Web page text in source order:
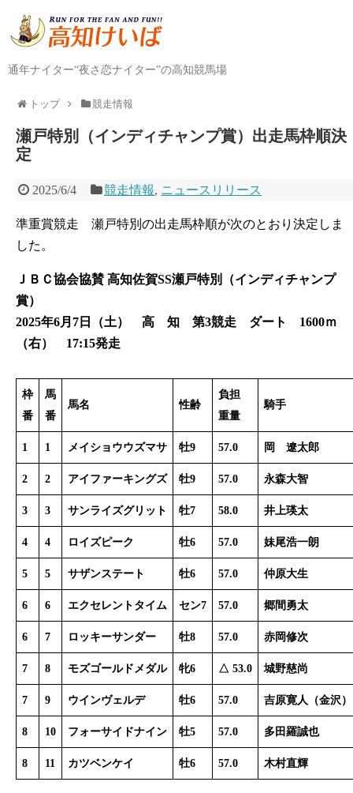
通年ナイター“夜さ恋ナイター”の高知競馬場
トップ 競走情報
瀬戸特別（インディチャンプ賞）出走馬枠順決
定
2025/6/4 競走情報, ニュースリリース
準重賞競走 瀬戸特別の出走馬枠順が次のとおり決定しま
した。
ＪＢＣ協会協賛 高知佐賀SS瀬戸特別（インディチャンプ
賞）
2025年6月7日（土） 高 知 第3競走 ダート 1600ｍ
（右） 17:15発走
枠
番
馬
番
馬名 性齢
負担
重量
騎手
1 1 メイショウウズマサ 牡9 57.0 岡 遼太郎
2 2 アイファーキングズ 牡9 57.0 永森大智
3 3 サンライズグリット 牡7 58.0 井上瑛太
4 4 ロイズピーク 牡6 57.0 妹尾浩一朗
5 5 サザンステート 牡6 57.0 仲原大生
6 6 エクセレントタイム セン7 57.0 郷間勇太
6 7 ロッキーサンダー 牡8 57.0 赤岡修次
7 8 モズゴールドメダル 牝6 △ 53.0 城野慈尚
7 9 ウインヴェルデ 牡6 57.0 吉原寛人（金沢）
8 10 フォーサイドナイン 牡5 57.0 多田羅誠也
8 11 カツベンケイ 牡6 57.0 木村直輝